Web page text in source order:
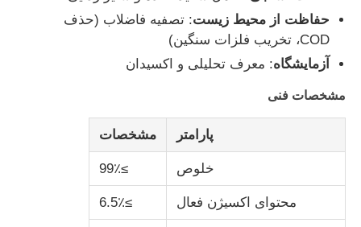
دربارهی ما
کارخانه تور
کنترل کیفیت
تماس با ما
حفاظت از محیط زیست: تصفیه فاضلاب (حذف
COD، تخریب فلزات سنگین)
آزمایشگاه: معرف تحلیلی و اکسیدان
مشخصات فنی
پارامتر مشخصات
خلوص ≥99٪
محتوای اکسیژن فعال ≥6.5٪